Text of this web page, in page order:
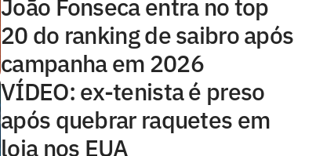
João Fonseca entra no top
20 do ranking de saibro após
campanha em 2026
VÍDEO: ex-tenista é preso
após quebrar raquetes em
loja nos EUA